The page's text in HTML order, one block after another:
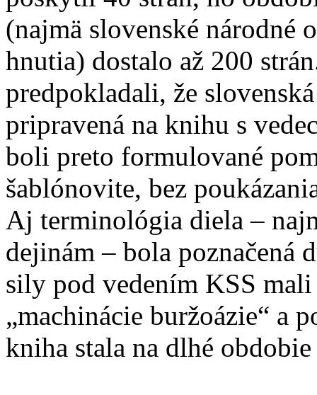
(najmä slovenské národné
hnutia) dostalo až 200
predpokladali, že
pripravená na knihu s
boli preto formulované
šablónovite, bez
Aj terminológia diela –
dejinám – bola poznačená
sily pod vedením KSS
„machinácie buržoázie“ a
kniha stala na dlhé